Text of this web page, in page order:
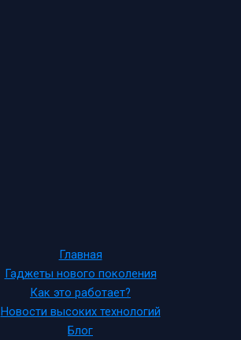
Главная
Гаджеты нового поколения
Как это работает?
Новости высоких технологий
Блог